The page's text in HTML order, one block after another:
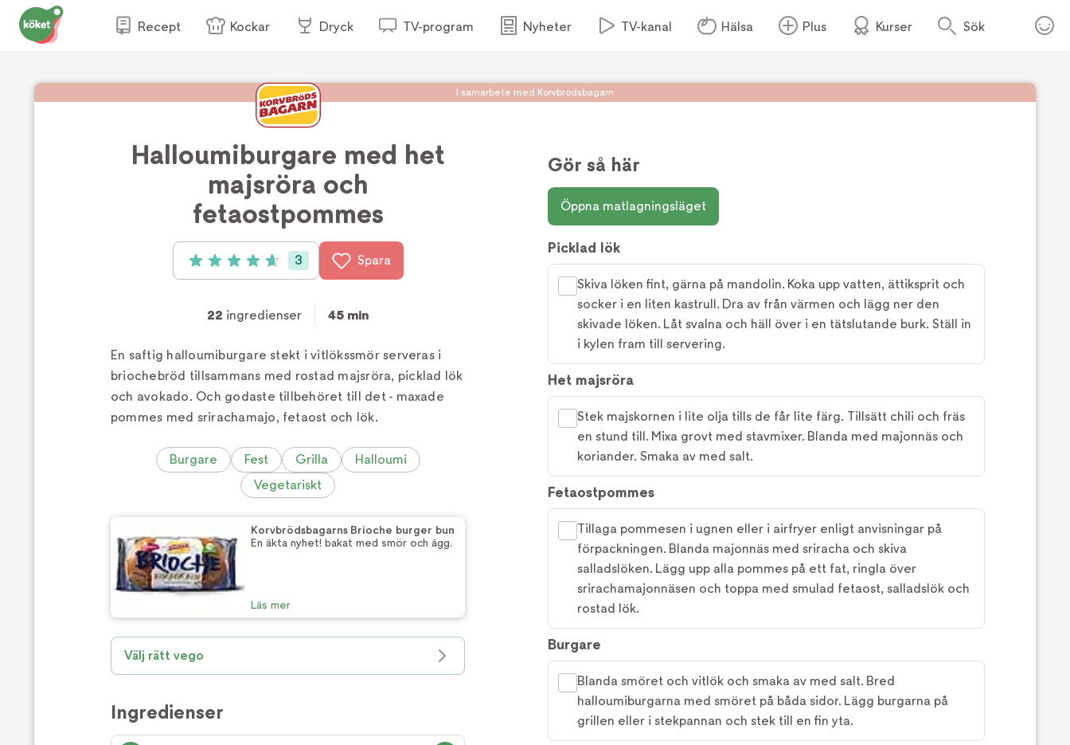
Recept Kockar Dryck TV-program Nyheter TV-kanal Hälsa Plus Kurser Sök
I samarbete med Korvbrödsbagarn
Foto:Köket.se
Halloumiburgare med het
majsröra och
fetaostpommes
Betyg: 4.7 av 5 (3 röster)
3 Spara
22 ingredienser 45 min
En saftig halloumiburgare stekt i vitlökssmör serveras i
briochebröd tillsammans med rostad majsröra, picklad lök
och avokado. Och godaste tillbehöret till det - maxade
pommes med srirachamajo, fetaost och lök.
Burgare Fest Grilla
Halloumi
Vegetariskt
Korvbrödsbagarns Brioche burger bun
En äkta nyhet! bakat med smör och ägg.
Läs mer
Välj rätt vego
Ingredienser
Gör så här
Öppna matlagningsläget
Picklad lök
Skiva löken fint, gärna på mandolin. Koka upp vatten, ättiksprit och
socker i en liten kastrull. Dra av från värmen och lägg ner den
skivade löken. Låt svalna och häll över i en tätslutande burk. Ställ in
i kylen fram till servering.
Het majsröra
Stek majskornen i lite olja tills de får lite färg. Tillsätt chili och fräs
en stund till. Mixa grovt med stavmixer. Blanda med majonnäs och
koriander. Smaka av med salt.
Fetaostpommes
Tillaga pommesen i ugnen eller i airfryer enligt anvisningar på
förpackningen. Blanda majonnäs med sriracha och skiva
salladslöken. Lägg upp alla pommes på ett fat, ringla över
srirachamajonnäsen och toppa med smulad fetaost, salladslök och
rostad lök.
Burgare
Blanda smöret och vitlök och smaka av med salt. Bred
halloumiburgarna med smöret på båda sidor. Lägg burgarna på
grillen eller i stekpannan och stek till en fin yta.